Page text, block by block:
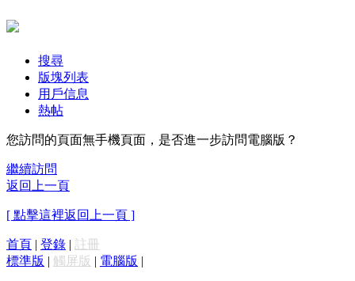
搜尋
版塊列表
用戶信息
熱帖
您訪問的頁面無手機頁面，是否進一步訪問電腦版？
繼續訪問
返回上一頁
[ 點擊這裡返回上一頁 ]
首頁 | 登錄 | 註冊
標準版 | 觸屏版 | 電腦版 |